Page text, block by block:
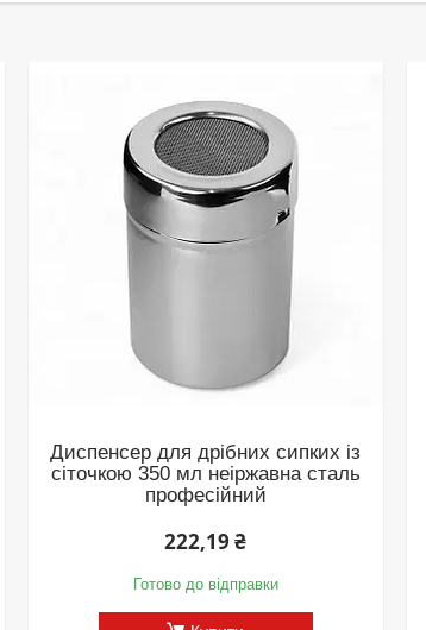
Диспенсер для дрібних сипких із
сіточкою 350 мл неіржавна сталь
професійний
222,19 ₴
Готово до відправки